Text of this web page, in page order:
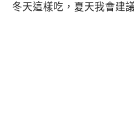
冬天這樣吃，夏天我會建